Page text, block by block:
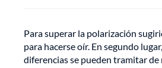
Para superar la polarización
para hacerse oír. En segundo
diferencias se pueden tramitar